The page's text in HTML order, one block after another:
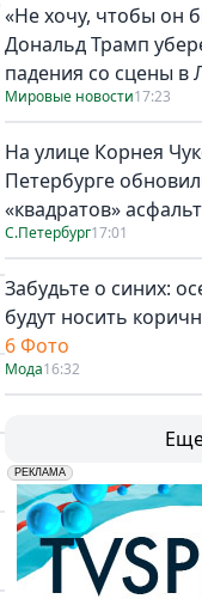
«Не хочу, чтобы он
Дональд Трамп
падения со сцены в
Мировые новости17:23
На улице Корнея
Петербурге
«квадратов»
С.Петербург17:01
Забудьте о синих:
будут носить
6 Фото
Мода16:32
erid: LdtCK5udn
РЕКЛАМА
АО "ГАТР", ИНН: 7841320717